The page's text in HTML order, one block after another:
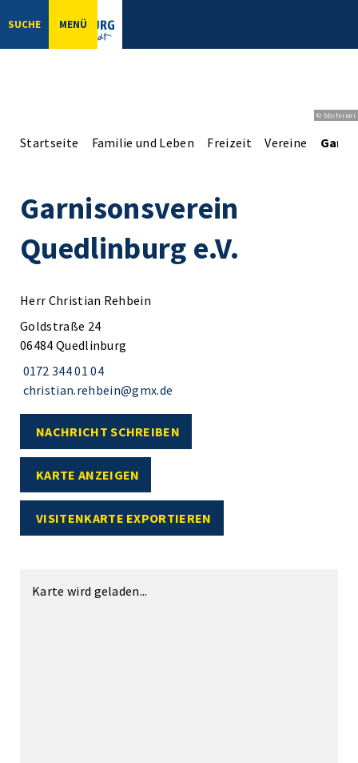
SUCHE MENÜ
© bbsferrari
Startseite Familie und Leben Freizeit Vereine
Garnisonsverein
Quedlinburg e.V.
Herr Christian Rehbein
Goldstraße 24
06484 Quedlinburg
0172 344 01 04
christian.rehbein@gmx.de
NACHRICHT SCHREIBEN
KARTE ANZEIGEN
VISITENKARTE EXPORTIEREN
Karte wird geladen...